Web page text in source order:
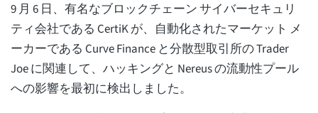
9 月 6 日、有名なブロックチェーン サイバーセキュリ
ティ会社である CertiK が、自動化されたマーケット メ
ーカーである Curve Finance と分散型取引所の Trader
Joe に関連して、ハッキングと Nereus の流動性プール
への影響を最初に検出しました。